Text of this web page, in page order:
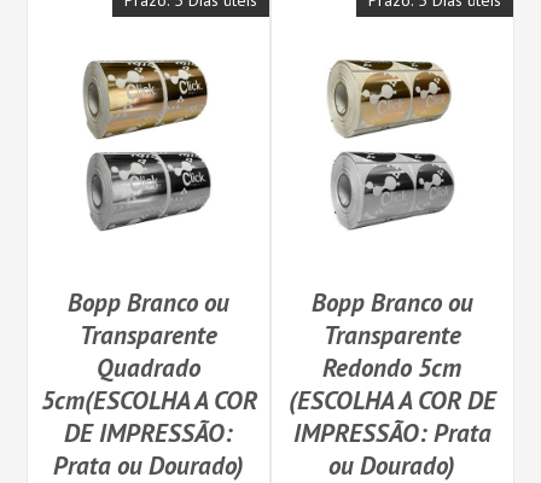
Bopp Branco ou
Transparente
Quadrado
5cm(ESCOLHA A COR
DE IMPRESSÃO:
Prata ou Dourado)
Bopp Branco ou
Transparente
Redondo 5cm
(ESCOLHA A COR DE
IMPRESSÃO: Prata
ou Dourado)